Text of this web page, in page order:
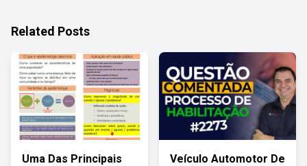
Related Posts
Uma Das Principais
Veículo Automotor De